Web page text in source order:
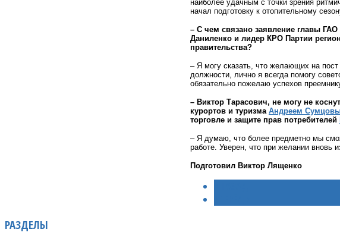
наиболее удачным с точки зрения
начал подготовку к отопительному
– С чем связано заявление главы
Даниленко и лидер КРО Партии
правительства?
– Я могу сказать, что желающих на
должности, лично я всегда помогу
обязательно пожелаю успехов
– Виктор Тарасович, не могу не
курортов и туризма Андреем
торговле и защите прав потребителей
– Я думаю, что более предметно мы
работе. Уверен, что при желании вновь
Подготовил Виктор Лященко
РАЗДЕЛЫ